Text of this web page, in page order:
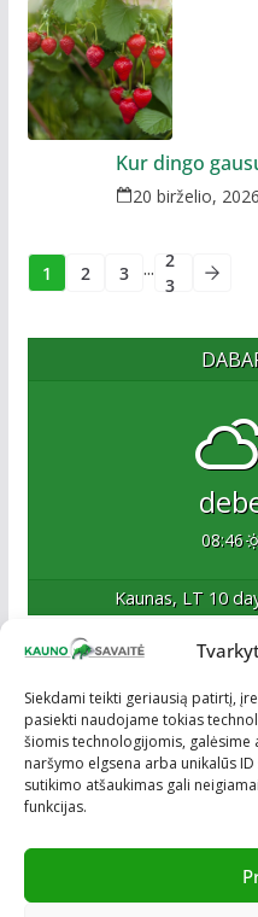
Siekdami teikti geriausią patirtį,
pasiekti naudojame tokias
šiomis technologijomis,
naršymo elgsena arba unikalūs
sutikimo atšaukimas gali
funkcijas.
Kur dingo
20 birželio, 2026
1 2 3 ... 2
3
08:46
Kaunas, LT 10
Esame naujas Kaune,
kolektyvas. Ne naujokai
žengiame tvirtai įsitikinę